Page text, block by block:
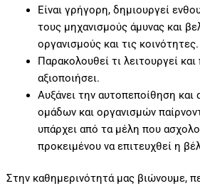
Είναι γρήγορη, δημιουργεί
τους μηχανισμούς άμυνας και
οργανισμούς και τις κοινότητες.
Παρακολουθεί τι λειτουργεί
αξιοποιήσει.
Αυξάνει την αυτοπεποίθηση
ομάδων και οργανισμών
υπάρχει από τα μέλη που
προκειμένου να επιτευχθεί η
Στην καθημερινότητά μας βιώνουμε,